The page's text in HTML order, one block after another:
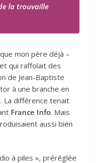
la trouvaille
mon père déjà –
qui raffolait des
de Jean-Baptiste
à une branche en
La différence tenait
France Info. Mais
aussi bien
à piles », préréglée